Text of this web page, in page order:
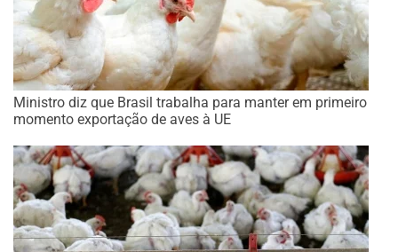
Ministro diz que Brasil trabalha para manter em primeiro
momento exportação de aves à UE